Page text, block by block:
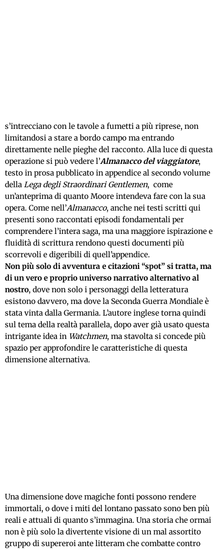
s’intrecciano con le tavole a fumetti a più riprese, non
limitandosi a stare a bordo campo ma entrando
direttamente nelle pieghe del racconto. Alla luce di questa
operazione si può vedere l’Almanacco del viaggiatore,
testo in prosa pubblicato in appendice al secondo volume
della Lega degli Straordinari Gentlemen, come
un’anteprima di quanto Moore intendeva fare con la sua
opera. Come nell’Almanacco, anche nei testi scritti qui
presenti sono raccontati episodi fondamentali per
comprendere l’intera saga, ma una maggiore ispirazione e
fluidità di scrittura rendono questi documenti più
scorrevoli e digeribili di quell’appendice.
Non più solo di avventura e citazioni “spot” si tratta, ma
di un vero e proprio universo narrativo alternativo al
nostro, dove non solo i personaggi della letteratura
esistono davvero, ma dove la Seconda Guerra Mondiale è
stata vinta dalla Germania. L’autore inglese torna quindi
sul tema della realtà parallela, dopo aver già usato questa
intrigante idea in Watchmen, ma stavolta si concede più
spazio per approfondire le caratteristiche di questa
dimensione alternativa.
Una dimensione dove magiche fonti possono rendere
immortali, o dove i miti del lontano passato sono ben più
reali e attuali di quanto s’immagina. Una storia che ormai
non è più solo la divertente visione di un mal assortito
gruppo di supereroi ante litteram che combatte contro